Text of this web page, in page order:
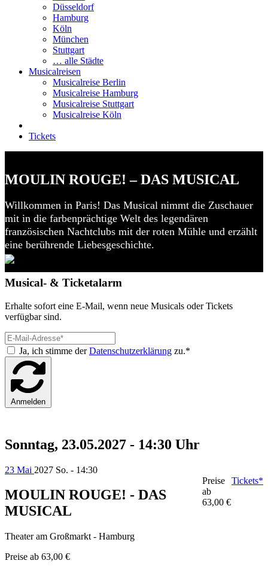
Düsseldorf
Hamburg
Köln
München
Stuttgart
… alle Städte
Musicalreisen
Musicalreise Berlin
Musicalreise Hamburg
Musicalreise Stuttgart
Musicalreise Köln
Tickets
MOULIN ROUGE! – DAS MUSICAL
Willkommen in Paris! Das Musical nimmt die Zuschauer
mit in die farbenprächtige Welt des legendären
französischen Nachtclubs mit der roten Mühle und erzählt
eine berührende Liebesgeschichte.
Musical- & Ticketalarm
Erhalte sofort eine E-Mail, wenn neue Musicals oder Tickets
verfügbar sind.
Ja, ich stimme derDatenschutzerklärung zu.*
Anmelden
Sonntag, 23.05.2027 - 14:30 Uhr
23 Mai 2027 So. - 14:30
MOULIN ROUGE! - DAS
MUSICAL
Theater am Großmarkt - Hamburg
Preise ab 63,00 €
Preise
ab
63,00 €
Tickets*